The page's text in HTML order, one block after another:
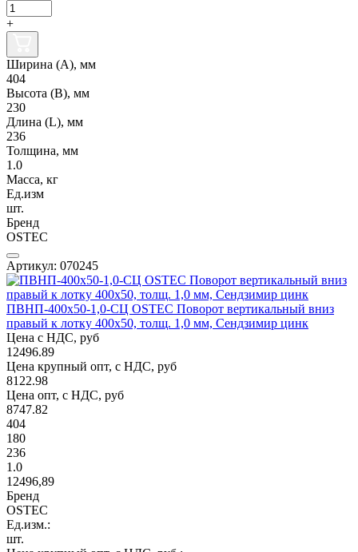
+
Ширина (А), мм
404
Высота (В), мм
230
Длина (L), мм
236
Толщина, мм
1.0
Масса, кг
Ед.изм
шт.
Бренд
OSTEC
Артикул: 070245
ПВНП-400х50-1,0-СЦ OSTEC Поворот вертикальный вниз
правый к лотку 400х50, толщ. 1,0 мм, Сендзимир цинк
Цена с НДС, руб
12496.89
Цена крупный опт, с НДС, руб
8122.98
Цена опт, с НДС, руб
8747.82
404
180
236
1.0
12496,89
Бренд
OSTEC
Ед.изм.:
шт.